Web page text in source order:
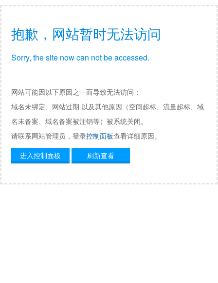
抱歉，网站暂时无法访问
Sorry, the site now can not be accessed.
网站可能因以下原因之一而导致无法访问：
域名未绑定、网站过期 以及其他原因（空间超标、流量超标、域
名未备案、域名备案被注销等）被系统关闭。
请联系网站管理员，登录控制面板查看详细原因。
进入控制面板
刷新查看